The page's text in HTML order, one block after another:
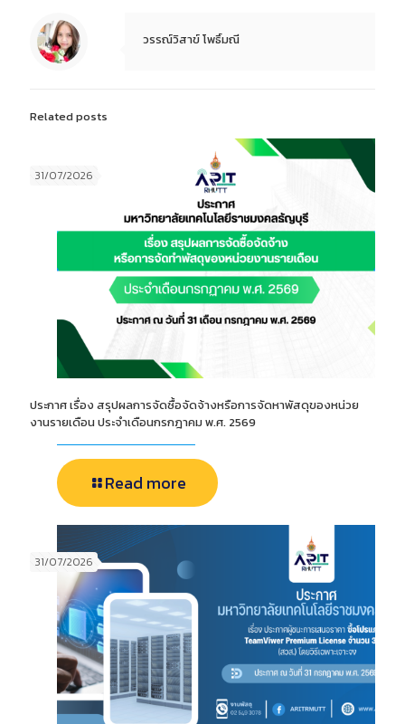
วรรณ์วิสาข์ โพธิ์มณี
Related posts
31/07/2026
ประกาศ เรื่อง สรุปผลการจัดซื้อจัดจ้างหรือการจัดหาพัสดุของหน่วย
งานรายเดือน ประจำเดือนกรกฎาคม พ.ศ. 2569
Read more
31/07/2026